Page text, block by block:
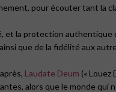
pour écouter tant la
et la protection authentique
que de la fidélité aux
Laudate Deum (« Louez
alors que le monde qui